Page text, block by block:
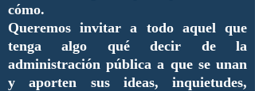
cómo.
Queremos invitar a todo aquel que
tenga algo qué decir de la
administración pública a que se unan
y aporten sus ideas, inquietudes,